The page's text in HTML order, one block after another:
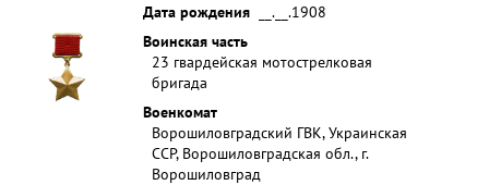
Дата рождения
__.__.1908
Воинская часть
23 гвардейская мотострелковая
бригада
Военкомат
Ворошиловградский ГВК, Украинская
ССР, Ворошиловградская обл., г.
Ворошиловград